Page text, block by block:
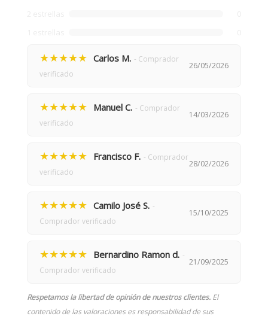
★★★★★ Carlos M. - Comprador
verificado
26/05/2026
★★★★★ Manuel C. - Comprador
verificado
14/03/2026
★★★★★ Francisco F. - Comprador
verificado
28/02/2026
★★★★★ Camilo José S. -
Comprador verificado
15/10/2025
★★★★★ Bernardino Ramon d. -
Comprador verificado
21/09/2025
Respetamos la libertad de opinión de nuestros clientes. El
contenido de las valoraciones es responsabilidad de sus